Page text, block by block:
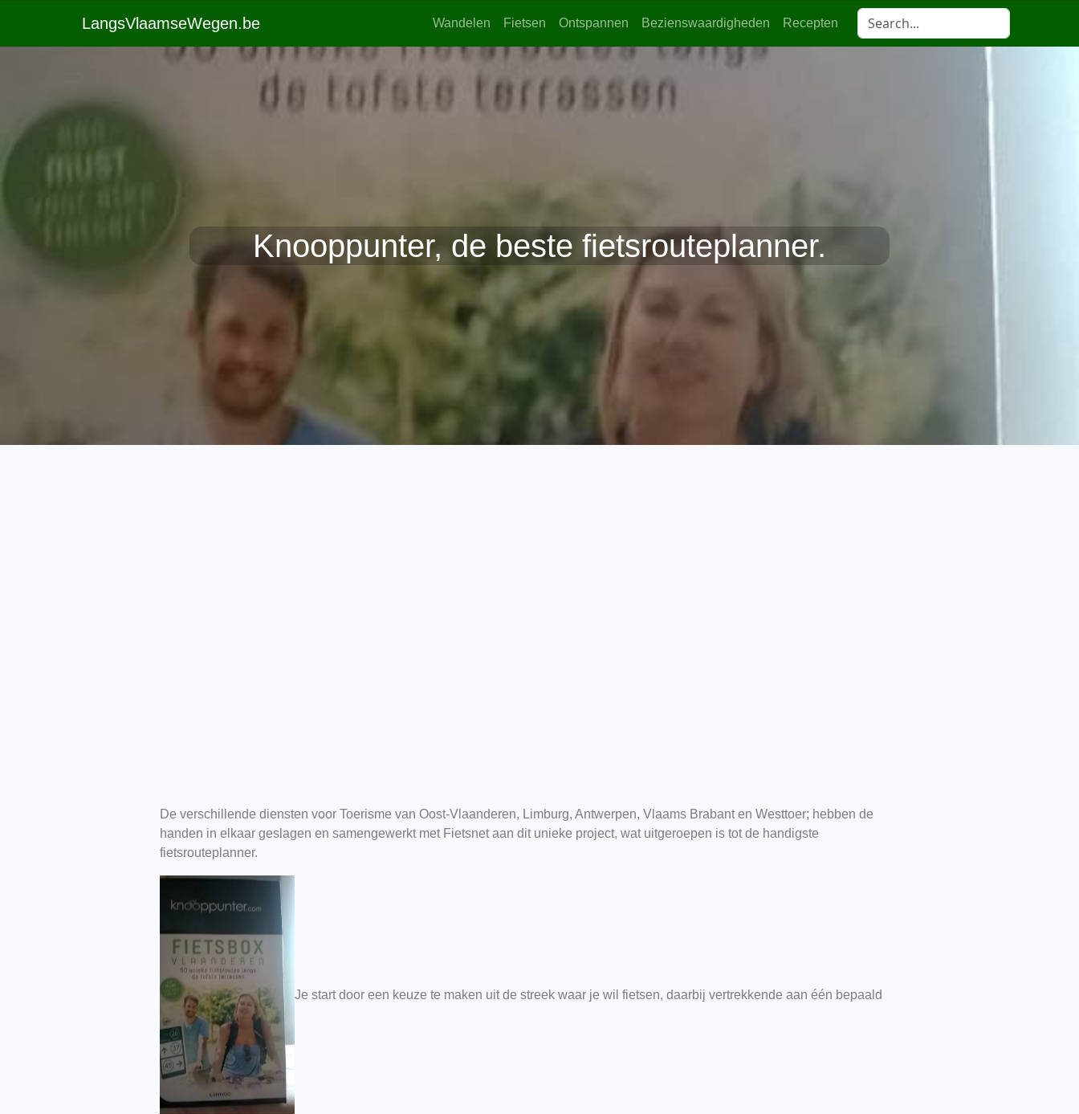
LangsVlaamseWegen.be Wandelen Fietsen Ontspannen Bezienswaardigheden Recepten
Knooppunter, de beste fietsrouteplanner.
De verschillende diensten voor Toerisme van Oost-Vlaanderen, Limburg, Antwerpen, Vlaams Brabant en Westtoer; hebben de
handen in elkaar geslagen en samengewerkt met Fietsnet aan dit unieke project, wat uitgeroepen is tot de handigste
fietsrouteplanner.
Je start door een keuze te maken uit de streek waar je wil fietsen, daarbij vertrekkende aan één bepaald